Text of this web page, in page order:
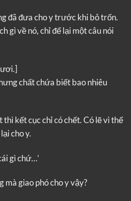
đã đưa cho y trước khi bỏ trốn.
gì về nó, chỉ để lại một câu nói
chất chứa biết bao nhiêu
kết cục chỉ có chết. Có lẽ vì thế
cho y.
gì chứ…’
mà giao phó cho y vậy?